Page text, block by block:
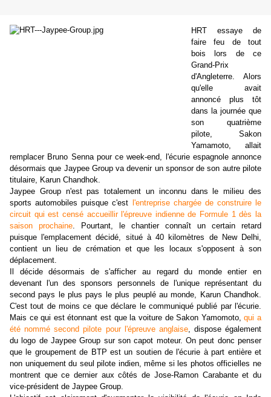
HRT essaye de
faire feu de tout
bois lors de ce
Grand-Prix
d'Angleterre. Alors
qu'elle avait
annoncé plus tôt
dans la journée que
son quatrième
pilote, Sakon
Yamamoto, allait
remplacer Bruno Senna pour ce week-end, l'écurie espagnole annonce
désormais que Jaypee Group va devenir un sponsor de son autre pilote
titulaire, Karun Chandhok.
Jaypee Group n'est pas totalement un inconnu dans le milieu des
sports automobiles puisque c'est
l'entreprise chargée de construire le
circuit qui est censé accueillir l'épreuve indienne de Formule 1 dès la
saison prochaine. Pourtant, le chantier connaît un certain retard
puisque l'emplacement décidé, situé à 40 kilomètres de New Delhi,
contient un lieu de crémation et que les locaux s'opposent à son
déplacement.
Il décide désormais de s'afficher au regard du monde entier en
devenant l'un des sponsors personnels de l'unique représentant du
second pays le plus pays le plus peuplé au monde, Karun Chandhok.
C'est tout de moins ce que déclare le communiqué publié par l'écurie.
Mais ce qui est étonnant est que la voiture de Sakon Yamomoto,qui a
été nommé second pilote pour l'épreuve anglaise, dispose également
du logo de Jaypee Group sur son capot moteur. On peut donc penser
que le groupement de BTP est un soutien de l'écurie à part entière et
non uniquement du seul pilote indien, même si les photos officielles ne
montrent que ce dernier aux côtés de Jose-Ramon Carabante et du
vice-président de Jaypee Group.